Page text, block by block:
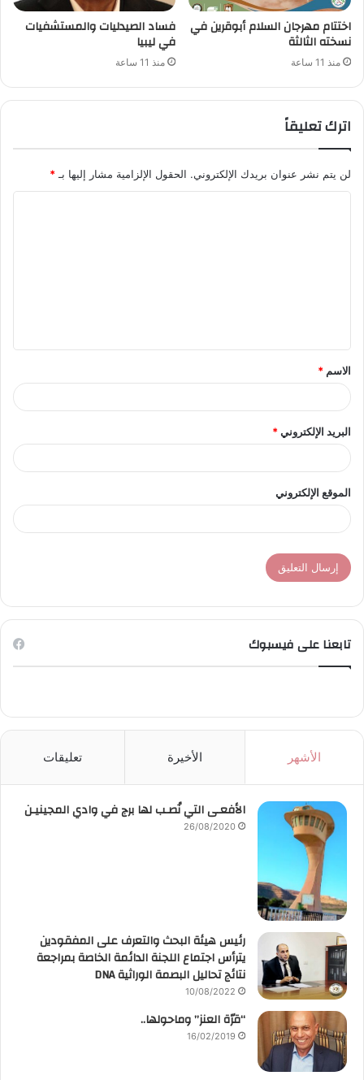
اختتام مهرجان السلام أبوقرين في
نسخته الثالثة
منذ 11 ساعة
فساد الصيدليات والمستشفيات
في ليبيا
منذ 11 ساعة
اترك تعليقاً
لن يتم نشر عنوان بريدك الإلكتروني. الحقول الإلزامية مشار إليها بـ*
ق
*
الاسم *
البريد الإلكتروني*
الموقع الإلكتروني
تابعنا على فيسبوك
الأشهر الأخيرة تعليقات
الأفعـى التي نُصـب لها برج في وادي المجينيـن
26/08/2020
رئيس هيئة البحث والتعرف على المفقودين
يترأس اجتماع اللجنة الدائمة الخاصة بمراجعة
نتائج تحاليل البصمة الوراثية DNA
10/08/2022
“قرّة العنز” وماحولها..
16/02/2019